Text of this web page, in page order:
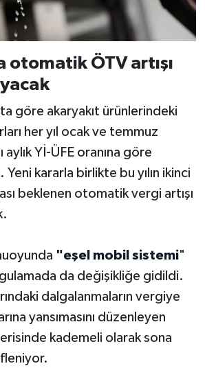
otomatik ÖTV artışı
göre akaryakıt ürünlerindeki
her yıl ocak ve temmuz
aylık Yİ-ÜFE oranına göre
kararla birlikte bu yılın ikinci
beklenen otomatik vergi artışı
"eşel mobil sistemi"
da değişikliğe gidildi.
dalgalanmaların vergiye
yansımasını düzenleyen
kademeli olarak sona